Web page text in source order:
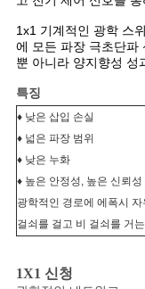
인
용
을
요
청
하
십
1x1 기계적인 광학 스
에 모든 파장 극초단파
뿐 아니라 양지향성 성
특징
♦ 낮은 삽입 손실
♦ 넓은 파장 범위
♦ 낮은 누화
♦ 높은 안정성, 높은 신뢰성
광학적인 경로에 에폭시 자
걸쇠를 걸고 비 걸쇠를 거
1X1 신청